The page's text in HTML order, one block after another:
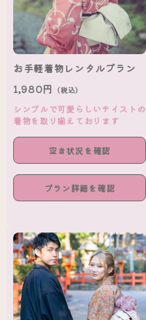
お手軽着物レンタルプラン
1,980円 （税込）
シンプルで可愛らしいテイストの
着物を取り揃えております
空き状況を確認
プラン詳細を確認